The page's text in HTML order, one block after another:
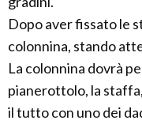
Dopo aver fissato le
colonnina, stando
La colonnina dovrà
pianerottolo, la
il tutto con uno dei